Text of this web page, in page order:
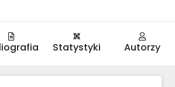
Statystyki Autorzy